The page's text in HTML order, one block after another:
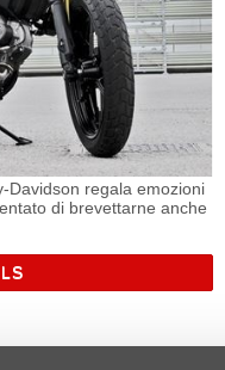
Davidson regala emozioni
di brevettarne anche